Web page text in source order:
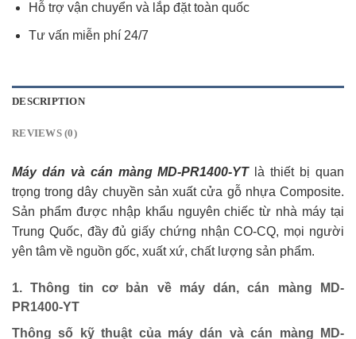
Hỗ trợ vận chuyển và lắp đặt toàn quốc
Tư vấn miễn phí 24/7
DESCRIPTION
REVIEWS (0)
Máy dán và cán màng MD-PR1400-YTlà thiết bị quan
trọng trong dây chuyền sản xuất cửa gỗ nhựa Composite.
Sản phẩm được nhập khẩu nguyên chiếc từ nhà máy tại
Trung Quốc, đầy đủ giấy chứng nhận CO-CQ, mọi người
yên tâm về nguồn gốc, xuất xứ, chất lượng sản phẩm.
1. Thông tin cơ bản về máy dán, cán màng MD-
PR1400-YT
Thông số kỹ thuật của máy dán và cán màng MD-